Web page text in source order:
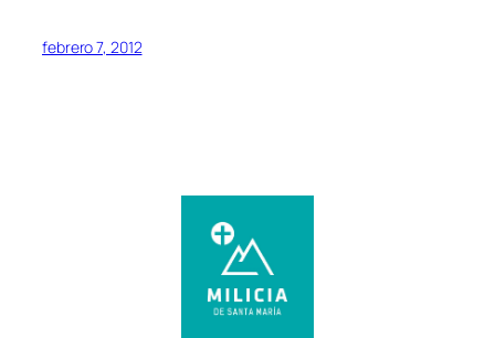
febrero 7, 2012